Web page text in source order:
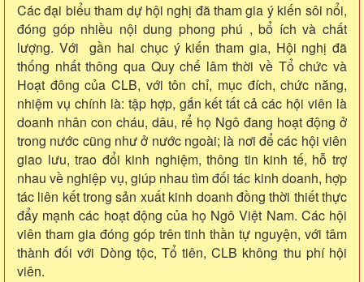
Các đại biểu tham dự hội nghị đã tham gia ý kiến sôi nổi,
đóng góp nhiều nội dung phong phú , bổ ích và chất
lượng. Với gần hai chục ý kiến tham gia, Hội nghị đã
thống nhất thông qua Quy chế lâm thời về Tổ chức và
Hoạt đông của CLB, với tôn chỉ, mục đích, chức năng,
nhiệm vụ chính là: tập hợp, gắn kết tất cả các hội viên là
doanh nhân con cháu, dâu, rể họ Ngô đang hoạt động ở
trong nước cũng như ở nước ngoài; là nơi để các hội viên
giao lưu, trao đổi kinh nghiệm, thông tin kinh tế, hỗ trợ
nhau về nghiệp vụ, giúp nhau tìm đối tác kinh doanh, hợp
tác liên kết trong sản xuất kinh doanh đồng thời thiết thực
đẩy mạnh các hoạt động của họ Ngô Việt Nam. Các hội
viên tham gia đóng góp trên tinh thần tự nguyện, với tâm
thành đối với Dòng tộc, Tổ tiên, CLB không thu phí hội
viên.